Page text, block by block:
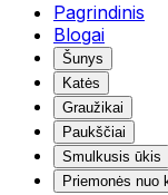
Pagrindinis
Blogai
Šunys
Katės
Graužikai
Paukščiai
Smulkusis ūkis
Priemonės nuo